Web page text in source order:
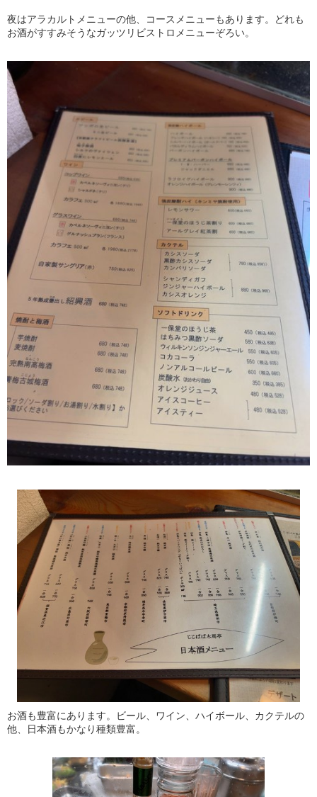
夜はアラカルトメニューの他、コースメニューもあります。どれも
お酒がすすみそうなガッツリビストロメニューぞろい。
お酒も豊富にあります。ビール、ワイン、ハイボール、カクテルの
他、日本酒もかなり種類豊富。